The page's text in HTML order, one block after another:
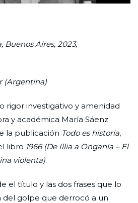
Buenos Aires, 2023,
(Argentina)
rigor investigativo y amenidad
y académica María Sáenz
la publicación Todo es historia,
libro 1966 (De Illia a Onganía – El
violenta).
el título y las dos frases que lo
del golpe que derrocó a un